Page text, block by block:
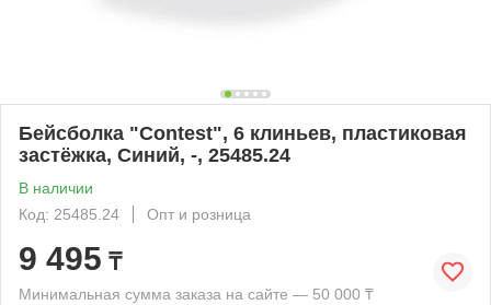
Бейсболка "Contest", 6 клиньев, пластиковая
застёжка, Синий, -, 25485.24
В наличии
Код: 25485.24
Опт и розница
9 495 ₸
Минимальная сумма заказа на сайте — 50 000 ₸